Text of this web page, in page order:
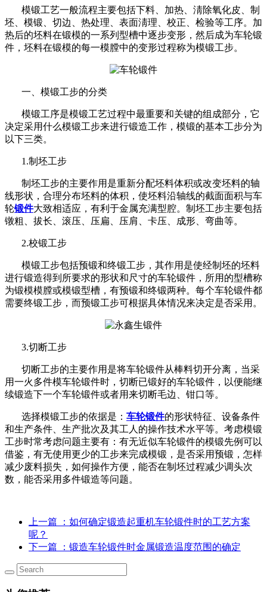
模锻工艺一般流程主要包括下料、加热、淸除氧化皮、制
坯、模锻、切边、热处理、表面淸理、校正、检验等工序。加
热后的坯料在锻模的一系列型槽中逐步变形，然后成为车轮锻
件，坯料在锻模的每一模膛中的变形过程称为模锻工步。
一、模锻工步的分类
模锻工序是模锻工艺过程中最重要和关键的组成部分，它
决定采用什么模锻工步来进行锻造工作，模锻的基本工步分为
以下三类。
1.制坯工步
制坯工步的主要作用是重新分配坯料体积或改变坯料的轴
线形状，合理分布坯料的体积，使坯料沿轴线的截面面积与车
轮锻件大致相适应，有利于金属充满型腔。制坯工步主要包括
镦粗、拔长、滚压、压扁、压肩、卡压、成形、弯曲等。
2.校锻工步
模锻工步包括预锻和终锻工步，其作用是使经制坯的坯料
进行锻造得到所要求的形状和尺寸的车轮锻件，所用的型槽称
为锻模模膛或模锻型槽，有预锻和终锻两种。每个车轮锻件都
需要终锻工步，而预锻工步可根据具体情况来决定是否采用。
3.切断工步
切断工步的主要作用是将车轮锻件从棒料切开分离，当采
用一火多件模车轮锻件时，切断已锻好的车轮锻件，以便能继
续锻造下一个车轮锻件或者用来切断毛边、钳口等。
选择模锻工步的依据是： 车轮锻件的形状特征、设备条件
和生产条件、生产批次及其工人的操作技术水平等。考虑模锻
工步时常考虑问题主要有：有无近似车轮锻件的模锻先例可以
借鉴，有无使用更少的工步来完成模锻，是否采用预锻，怎样
减少废料损失，如何操作方便，能否在制坯过程减少调头次
数，能否采用多件锻造等问题。
上一篇
：如何确定锻造起重机车轮锻件时的工艺方案
呢？
下一篇
：锻造车轮锻件时金属锻造温度范围的确定